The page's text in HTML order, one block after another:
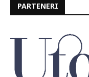
PARTENERI